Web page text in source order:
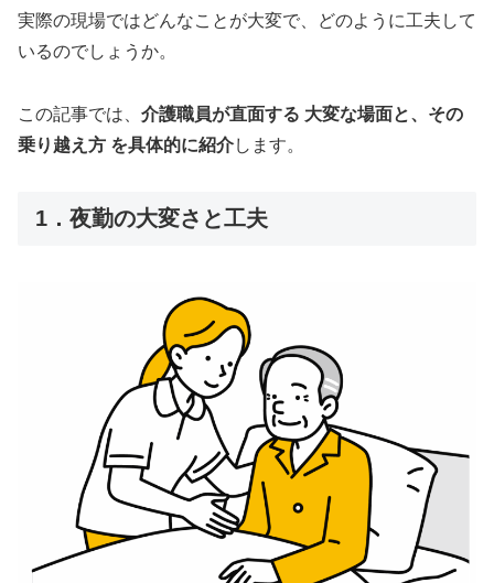
実際の現場ではどんなことが大変で、どのように工夫して
いるのでしょうか。
この記事では、 介護職員が直面する 大変な場面と、その
乗り越え方 を具体的に紹介します。
1．夜勤の大変さと工夫